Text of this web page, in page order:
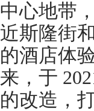
中心地带
近斯隆街
的酒店体
来，于
的改造，